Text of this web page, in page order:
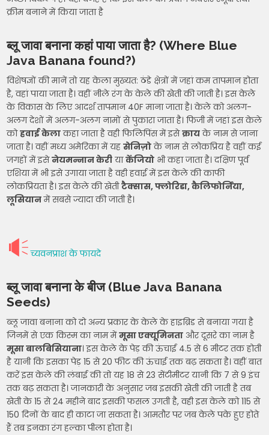
क्रीम बनाने में किया जाता है
ब्लू जावा बनाना कहां पाया जाता है? (Where Blue
Java Banana found?)
विशेषज्ञों की मानें तो यह केला मुख्यत: ठंडे क्षेत्रों में जहां कम तापमान होता
है, वहां पाया जाता है। वहीं नीले रंग के केले की खेती की जाती है। इस केले
के विकास के लिए आदर्श तापमान 40F माना जाता है। केले को अलग-
अलग देशों में अलग-अलग नामों से पुकारा जाता है। फिजी में जहां इस केले
कोहवाई केलाकहा जाता है वही फिलिपिंस में इसेक्रायके नाम से जाना
जाता है। वहीं मध्य अमेरिका में यहसेनिज़ोके नाम से लोकप्रिय है वहीं कई
जगहों में इसेनेयमन्नान केरी याकेंजियो भी कहा जाता है। दक्षिण पूर्व
एशिया में भी इसे उगाया जाता है वही हवाई में इस केले की काफी
लोकप्रियता है। इस केले की खेतीटैक्सास, फ्लोरिडा, कैलिफोर्निया,
लूसियानमें सबसे ज्यादा की जाती है।
च्यवनप्राश के फायदे
ब्लू जावा बनाना के बीज (Blue Java Banana
Seeds)
ब्लू जावा बनाना को दो अन्य प्रकार के केले के हाइब्रिड से बनाया गया है
जिनमें से एक किस्म का नाम मेंमूसा एक्यूमिनता और दूसरे का नाम है
मूसा बालबिसियाना। इस केले के पेड़ की ऊंचाई 4.5 से 6 मीटर तक होती
है यानी कि इसका पेड़ 15 से 20 फीट की ऊंचाई तक बढ़ सकता है। वहीं बात
करें इस केले की लंबाई की तो यह 18 से 23 सेंटीमीटर यानी कि 7 से 9 इंच
तक बढ़ सकता है। जानकारी के अनुसार जब इसकी खेती की जाती है तब
खेती के 15 से 24 महीने बाद इसकी फसल उगती है, वही इस केले को 115 से
150 दिनों के बाद ही काटा जा सकता है। आमतौर पर जब केले पके हुए होते
हैं तब इनका रंग हल्का पीला होता है।